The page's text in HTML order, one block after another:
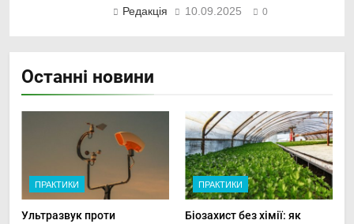
Редакція 10.09.2025 0
Останні новини
ПРАКТИКИ
Ультразвук проти
ПРАКТИКИ
Біозахист без хімії: як